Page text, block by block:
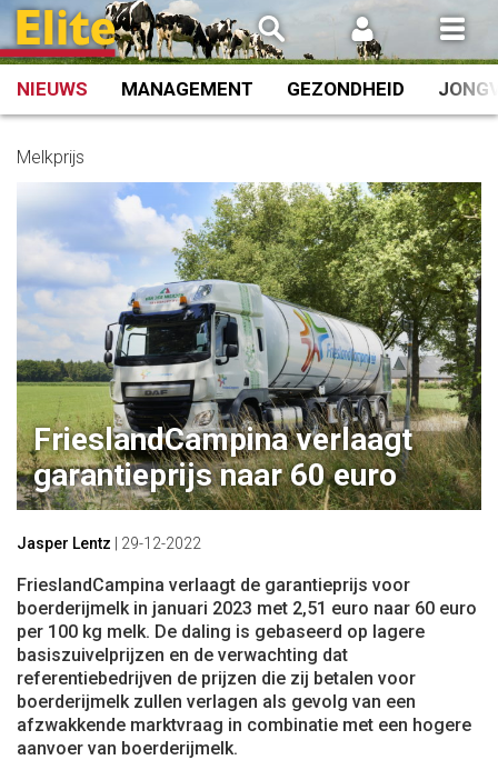
Spring
naar
inhoud
NIEUWS MANAGEMENT GEZONDHEID
Melkprijs
FrieslandCampina verlaagt
garantieprijs naar 60 euro
Jasper Lentz 29-12-2022
FrieslandCampina verlaagt de garantieprijs voor
boerderijmelk in januari 2023 met 2,51 euro naar 60 euro
per 100 kg melk. De daling is gebaseerd op lagere
basiszuivelprijzen en de verwachting dat
referentiebedrijven de prijzen die zij betalen voor
boerderijmelk zullen verlagen als gevolg van een
afzwakkende marktvraag in combinatie met een hogere
aanvoer van boerderijmelk.